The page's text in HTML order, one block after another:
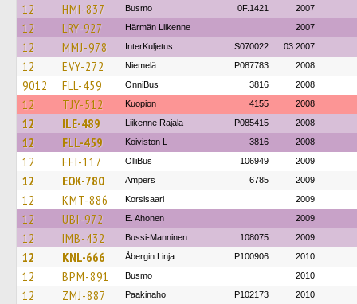
12 HMI-837 Busmo 0F.1421 2007
12 LRY-927 Härmän Liikenne 2007
12 MMJ-978 InterKuljetus S070022 03.2007
12 EVY-272 Niemelä P087783 2008
9012 FLL-459 OnniBus 3816 2008
12 TJY-512 Kuopion 4155 2008
12 ILE-489 Liikenne Rajala P085415 2008
12 FLL-459 Koiviston L 3816 2008
12 EEI-117 OlliBus 106949 2009
12 EOK-780 Ampers 6785 2009
12 KMT-886 Korsisaari 2009
12 UBI-972 E. Ahonen 2009
12 IMB-432 Bussi-Manninen 108075 2009
12 KNL-666 Åbergin Linja P100906 2010
12 BPM-891 Busmo 2010
12 ZMJ-887 Paakinaho P102173 2010